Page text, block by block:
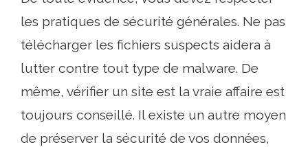
les pratiques de sécurité générales. Ne pas
télécharger les fichiers suspects aidera à
lutter contre tout type de malware. De
même, vérifier un site est la vraie affaire est
toujours conseillé. Il existe un autre moyen
de préserver la sécurité de vos données,